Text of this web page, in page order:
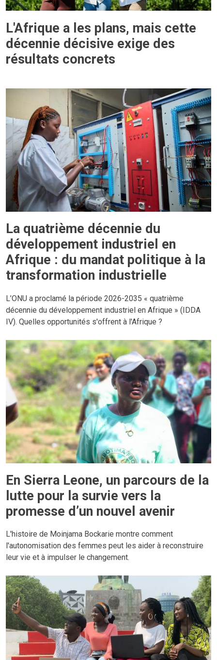
L'Afrique a les plans, mais cette
décennie décisive exige des
résultats concrets
La quatrième décennie du
développement industriel en
Afrique : du mandat politique à la
transformation industrielle
L’ONU a proclamé la période 2026-2035 « quatrième
décennie du développement industriel en Afrique » (IDDA
IV). Quelles opportunités s'offrent à l'Afrique ?
En Sierra Leone, un parcours de la
lutte pour la survie vers la
promesse d’un nouvel avenir
L'histoire de Moinjama Bockarie montre comment
l'autonomisation des femmes peut les aider à reconstruire
leur vie et à impulser le changement.